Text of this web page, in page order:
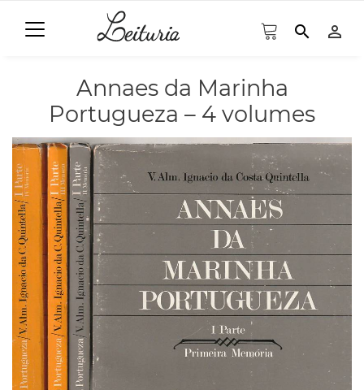
search person_outline
Annaes da Marinha
Portugueza – 4 volumes